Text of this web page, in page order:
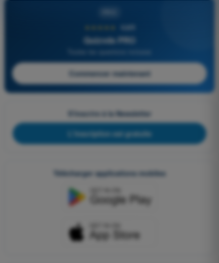
4,6/5
Quizvds PRO
Commencer maintenant
S'inscrire à la Newsletter
L'inscription est gratuite
Télécharger applications mobiles